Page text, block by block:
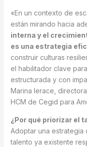
«En un contexto de
están mirando hacia
interna y el
es una estrategia
construir culturas
el habilitador clave
estructurada y con
Marina Ierace,
HCM de Cegid para
¿Por qué priorizar el
Adoptar una estrategia
talento ya existente